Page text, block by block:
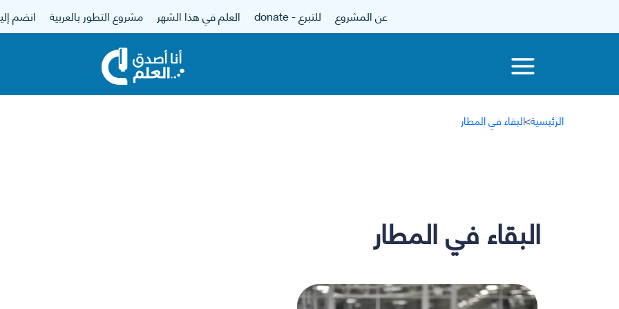
عن المشروع للتبرع - donate العلم في هذا الشهر مشروع التطور بالعربية انضم
الرئيسية>البقاء في المطار
البقاء في المطار